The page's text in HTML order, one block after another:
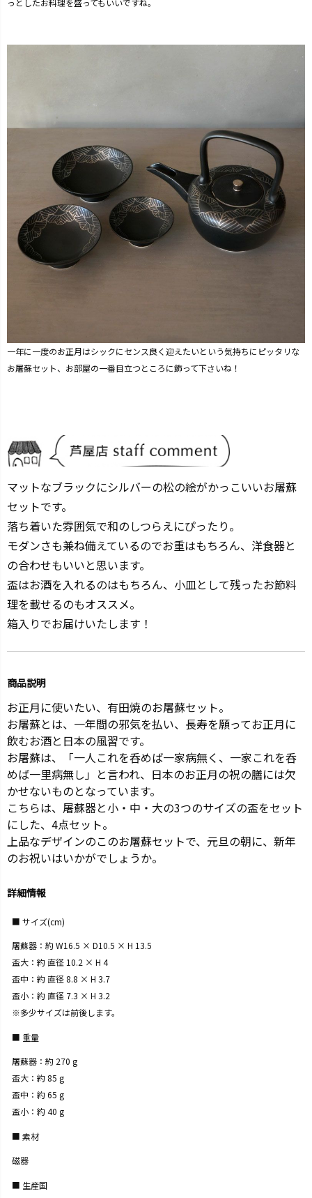
っとしたお料理を盛ってもいいですね。
一年に一度のお正月はシックにセンス良く迎えたいという気持ちにピッタリな
お屠蘇セット、お部屋の一番目立つところに飾って下さいね！
マットなブラックにシルバーの松の絵がかっこいいお屠蘇
セットです。
落ち着いた雰囲気で和のしつらえにぴったり。
モダンさも兼ね備えているのでお重はもちろん、洋食器と
の合わせもいいと思います。
盃はお酒を入れるのはもちろん、小皿として残ったお節料
理を載せるのもオススメ。
箱入りでお届けいたします！
商品説明
お正月に使いたい、有田焼のお屠蘇セット。
お屠蘇とは、一年間の邪気を払い、長寿を願ってお正月に
飲むお酒と日本の風習です。
お屠蘇は、「一人これを呑めば一家病無く、一家これを呑
めば一里病無し」と言われ、日本のお正月の祝の膳には欠
かせないものとなっています。
こちらは、屠蘇器と小・中・大の3つのサイズの盃をセット
にした、4点セット。
上品なデザインのこのお屠蘇セットで、元旦の朝に、新年
のお祝いはいかがでしょうか。
詳細情報
サイズ(cm)
屠蘇器：約 W16.5 × D10.5 × H 13.5
盃大：約 直径 10.2 × H 4
盃中：約 直径 8.8 × H 3.7
盃小：約 直径 7.3 × H 3.2
※多少サイズは前後します。
重量
屠蘇器：約 270 g
盃大：約 85 g
盃中：約 65 g
盃小：約 40 g
素材
磁器
生産国